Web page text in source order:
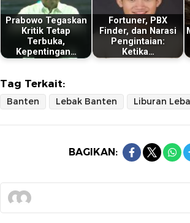
Prabowo Tegaskan
Kritik Tetap
Terbuka,
Kepentingan…
Fortuner, PBX
Finder, dan Narasi
Pengintaian:
Ketika…
Tag Terkait:
Banten Lebak Banten Liburan
BAGIKAN: